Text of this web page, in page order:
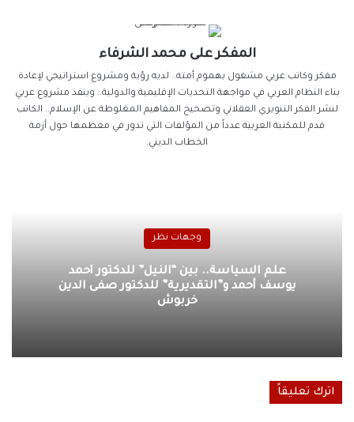
المفكر على محمد الشرفاء
مفكر وكاتب عربي مشغول بهموم أمته.. لديه رؤية ومشروع استراتيجي لإعادة
بناء النظام العربي في مواجهة التحديات الإقليمية والدولية.. وينفذ مشروع عربي
لنشر الفكر التنويري العقلاني وتصحيح المفاهيم المغلوطة عن الإسلام.. الكاتب
قدم للمكتبة العربية عدداً من المؤلفات التي تدور في معظمها حول أزمة
الخطاب الديني.
وجهات نظر
علم السياسة.. بين “النيل” للدكتور أحمد
يوسف أحمد و”التقديرية” للدكتور صفى الدين
خربوش
اترك تعليقاً